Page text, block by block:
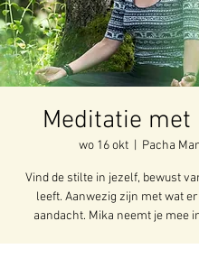
Meditatie met
wo 16 okt
  |
Pacha
Vind de stilte in jezelf, bewust
leeft. Aanwezig zijn met wat
aandacht. Mika neemt je mee